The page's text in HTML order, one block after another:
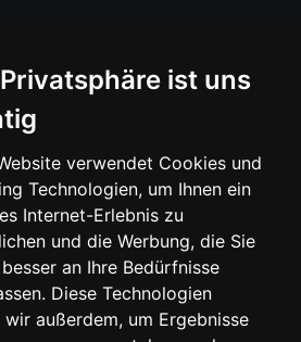
ist uns
verwendet Cookies und
Technologien, um Ihnen ein
Internet-Erlebnis zu
und die Werbung, die Sie
an Ihre Bedürfnisse
Diese Technologien
wir außerdem, um Ergebnisse
, BJ.